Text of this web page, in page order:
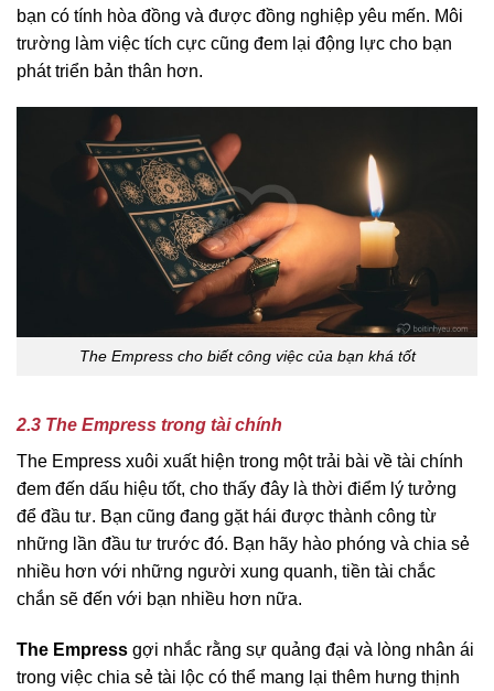
bạn có tính hòa đồng và được đồng nghiệp yêu mến. Môi
trường làm việc tích cực cũng đem lại động lực cho bạn
phát triển bản thân hơn.
The Empress cho biết công việc của bạn khá tốt
2.3 The Empress trong tài chính
The Empress xuôi xuất hiện trong một trải bài về tài chính
đem đến dấu hiệu tốt, cho thấy đây là thời điểm lý tưởng
để đầu tư. Bạn cũng đang gặt hái được thành công từ
những lần đầu tư trước đó. Bạn hãy hào phóng và chia sẻ
nhiều hơn với những người xung quanh, tiền tài chắc
chắn sẽ đến với bạn nhiều hơn nữa.
The Empress gợi nhắc rằng sự quảng đại và lòng nhân ái
trong việc chia sẻ tài lộc có thể mang lại thêm hưng thịnh